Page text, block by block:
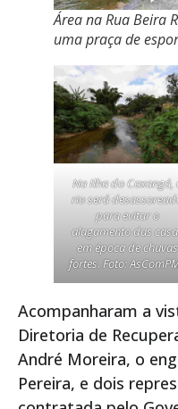
Área na Rua Beira
uma praça de
Na Ilha do Caxangá,
rio será
para evitar o
alagamento das
em época de chuvas
fortes. Foto:
Acompanharam a
Diretoria de
André Moreira, o
Pereira, e dois